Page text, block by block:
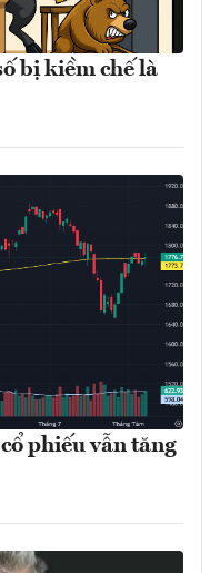
bị kiềm chế là
phiếu vẫn tăng